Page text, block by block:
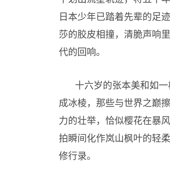
日本少年已踏着先辈的足
莎的胶皮相撞，清脆声响
代的回响。
十六岁的张本美和如
成冰棱，那些与世界之巅
力的壮举，恰似樱花在暴
拍瞬间化作岚山枫叶的轻
修行录。